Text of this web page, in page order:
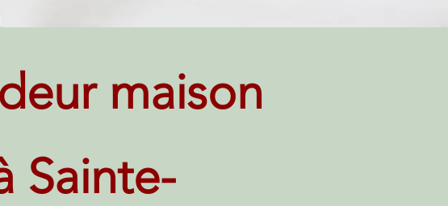
maison
Sainte-